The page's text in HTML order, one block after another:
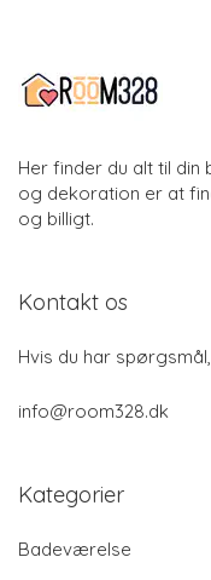
Her finder du alt til din
og dekoration er at
og billigt.
Kontakt os
Hvis du har
info@room328.dk
Kategorier
Badeværelse